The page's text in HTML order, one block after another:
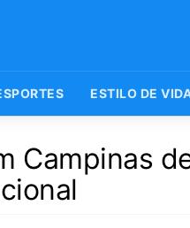
ESTILO DE
Campinas